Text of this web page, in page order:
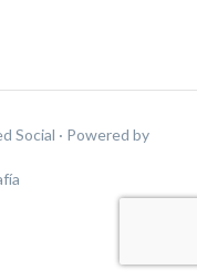
Social · Powered by